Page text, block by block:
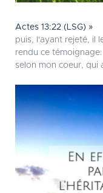
Actes 13:22 (LSG) »
puis, l'ayant rejeté, il
rendu ce
selon mon coeur, qui